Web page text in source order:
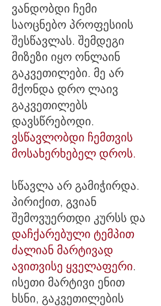
ვანდობდი ჩემი
საოცნებო პროფესიის
შესწავლას. შემდეგი
მიზეზი იყო ონლაინ
გაკვეთილები. მე არ
მქონდა დრო ლაივ
გაკვეთილებს
დავსწრებოდი.
ვსწავლობდი ჩემთვის
მოსახერხებელ დროს.
სწავლა არ გამიჭირდა.
პირიქით, გვიან
შემოვუერთდი კურსს და
დაჩქარებული ტემპით
ძალიან მარტივად
ავითვისე ყველაფერი.
ისეთი მარტივი ენით
ხსნი, გაკვეთილების